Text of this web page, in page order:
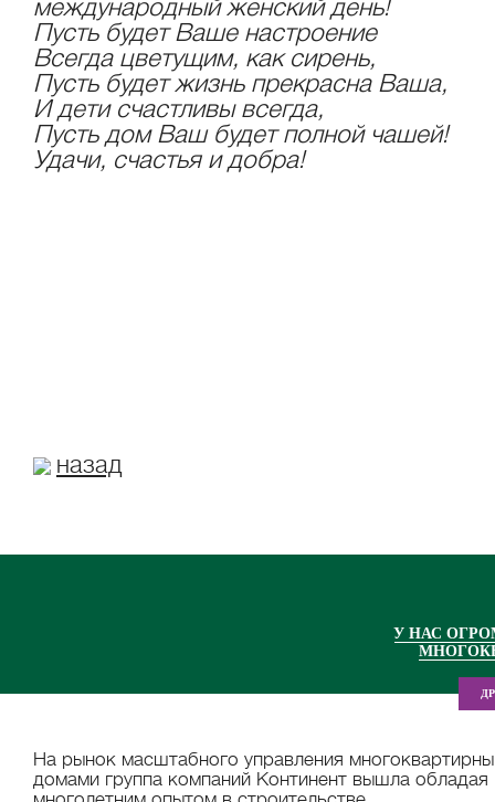
международный женский день!
Пусть будет Ваше настроение
Всегда цветущим, как сирень,
Пусть будет жизнь прекрасна Ваша,
И дети счастливы всегда,
Пусть дом Ваш будет полной чашей!
Удачи, счастья и добра!
назад
У НАС
На рынок масштабного управления
домами группа компаний Континент вышла обладая